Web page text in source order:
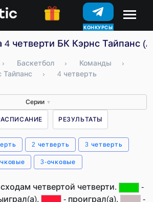
КОНКУРСЫ
4 четверти БК Кэрнс Тайпанс
› Баскетбол › Команды
›
Тайпанс
› 4 четверть
Серии ▼
РЕЗУЛЬТАТЫ
2 четверть 3 четверть
3-очковые
четвертой четверти.
-
- проиграл(а),
-